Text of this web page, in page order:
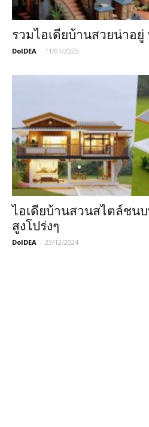
รวมไอเดียบ้านสวยน่าอ
DoIDEA - 11/01/2025
ไอเดียบ้านสวนสไตล์ชน
สูงโปร่งๆ
DoIDEA - 23/12/2024